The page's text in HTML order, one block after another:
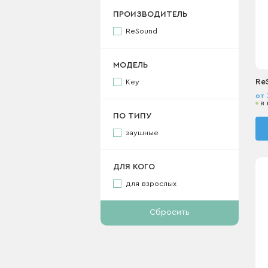
ПРОИЗВОДИТЕЛЬ
ReSound
МОДЕЛЬ
Key
ПО ТИПУ
заушные
ДЛЯ КОГО
для взрослых
Сбросить
от
в